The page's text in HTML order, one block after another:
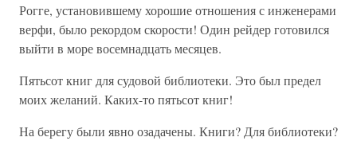
Рогге, установившему хорошие отношения с инженерами
верфи, было рекордом скорости! Один рейдер готовился
выйти в море восемнадцать месяцев.
Пятьсот книг для судовой библиотеки. Это был предел
моих желаний. Каких-то пятьсот книг!
На берегу были явно озадачены. Книги? Для библиотеки?